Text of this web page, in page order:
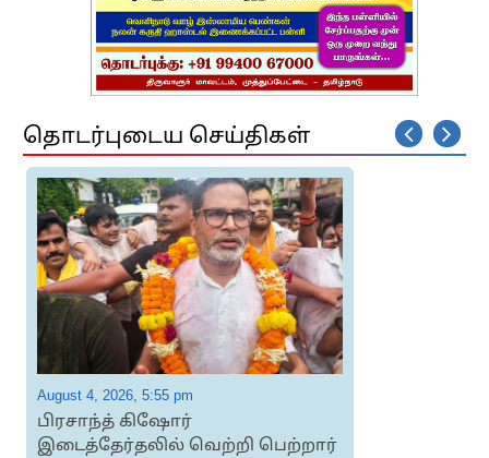
தொடர்புடைய செய்திகள்
August 4, 2026, 5:55 pm
பிரசாந்த் கிஷோர்
இடைத்தேர்தலில் வெற்றி பெற்றார்